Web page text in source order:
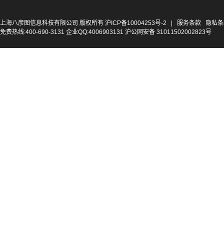
上海八彦图信息科技有限公司 版权所有 沪ICP备10004253号-2 服务条款
隐私
免费热线:400-690-3131 企业QQ:4006903131 沪公网安备 31011502002823号